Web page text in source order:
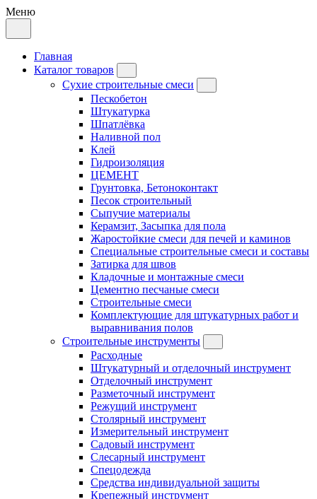
Меню
Главная
Каталог товаров
Сухие строительные смеси
Пескобетон
Штукатурка
Шпатлёвка
Наливной пол
Клей
Гидроизоляция
ЦЕМЕНТ
Грунтовка, Бетоноконтакт
Песок строительный
Сыпучие материалы
Керамзит, Засыпка для пола
Жаростойкие смеси для печей и каминов
Специальные строительные смеси и составы
Затирка для швов
Кладочные и монтажные смеси
Цементно песчаные смеси
Строительные смеси
Комплектующие для штукатурных работ и
выравнивания полов
Строительные инструменты
Расходные
Штукатурный и отделочный инструмент
Отделочный инструмент
Разметочный инструмент
Режущий инструмент
Столярный инструмент
Измерительный инструмент
Садовый инструмент
Слесарный инструмент
Спецодежда
Средства индивидуальной защиты
Крепежный инструмент